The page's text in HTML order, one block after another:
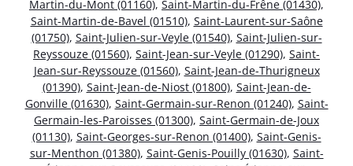
Martin-du-Mont (01160), Saint-Martin-du-Frêne (01430),
Saint-Martin-de-Bavel (01510), Saint-Laurent-sur-Saône
(01750), Saint-Julien-sur-Veyle (01540), Saint-Julien-sur-
Reyssouze (01560), Saint-Jean-sur-Veyle (01290), Saint-
Jean-sur-Reyssouze (01560), Saint-Jean-de-Thurigneux
(01390), Saint-Jean-de-Niost (01800), Saint-Jean-de-
Gonville (01630), Saint-Germain-sur-Renon (01240), Saint-
Germain-les-Paroisses (01300), Saint-Germain-de-Joux
(01130), Saint-Georges-sur-Renon (01400), Saint-Genis-
sur-Menthon (01380), Saint-Genis-Pouilly (01630), Saint-